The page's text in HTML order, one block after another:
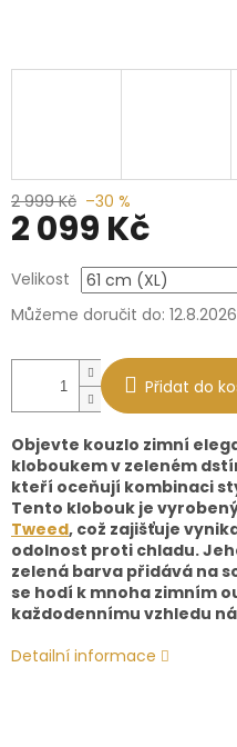
2 999 Kč –30 %
2 099 Kč
cena:
Velikost
Můžeme doručit do: 12.8.2026
Přidat do
Objevte kouzlo zimní
kloboukem v zeleném
kteří oceňují kombinaci
Tento klobouk je
Tweed, což zajišťuje
odolnost proti chladu.
zelená barva přidává na
se hodí k mnoha zimním
každodennímu vzhledu
Detailní informace